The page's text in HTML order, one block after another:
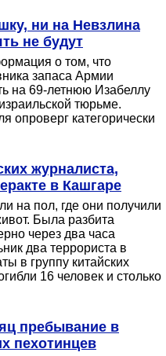
ни на Невзлина
не будут
о том, что
запаса Армии
на 69-летнюю Изабеллу
тюрьме.
опроверг категорически
журналиста,
в Кашгаре
на пол, где они получили
Была разбита
через два часа
два террориста в
в группу китайских
16 человек и столько
пребывание в
пехотинцев